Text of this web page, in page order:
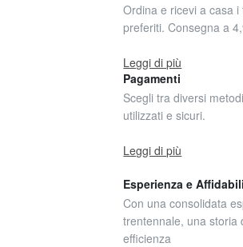
Ordina e ricevi a casa
preferiti. Consegna a
Leggi di più
Pagamenti
Scegli tra diversi
utilizzati e sicuri.
Leggi di più
Esperienza e
Con una consolidata
trentennale, una storia
efficienza